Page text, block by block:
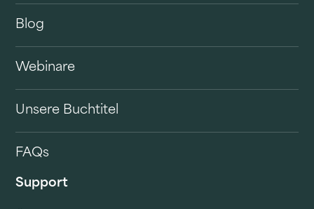
Blog
Webinare
Unsere Buchtitel
FAQs
Support